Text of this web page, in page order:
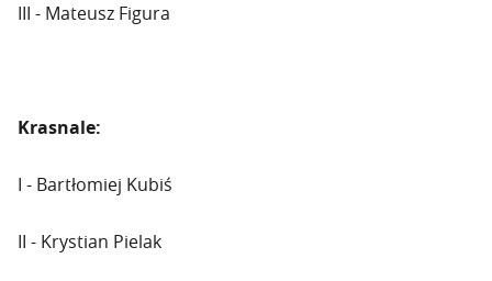
III - Mateusz Figura
Krasnale:
I - Bartłomiej Kubiś
II - Krystian Pielak